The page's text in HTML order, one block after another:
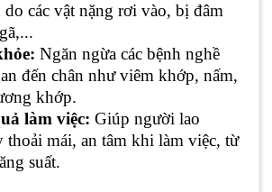
các vật nặng rơi vào, bị đâm
Ngăn ngừa các bệnh nghề
đến chân như viêm khớp, nấm,
khớp.
làm việc: Giúp người lao
thoải mái, an tâm khi làm việc, từ
suất.